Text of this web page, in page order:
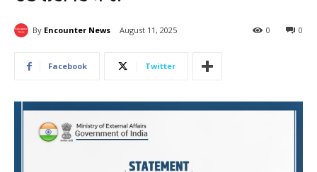
By Encounter News August 11, 2025 0
0
Facebook Twitter